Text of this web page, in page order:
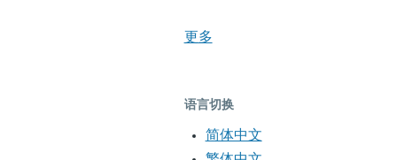
更多
语言切换
简体中文